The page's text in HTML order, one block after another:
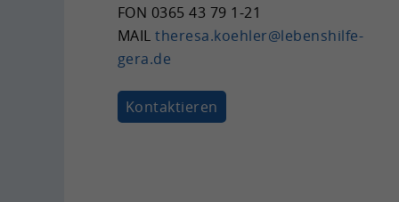
FON 0365 43 79 1-21
MAILthe­re­sa.ko­eh­ler@lebenshilfe-​
gera.de
Kon­tak­tie­ren